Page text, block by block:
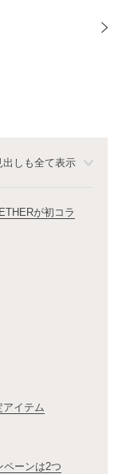
出しも全て表示
が初コラ
アイテム
ペーンは2つ